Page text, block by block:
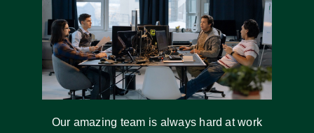
Our amazing team is always hard at work